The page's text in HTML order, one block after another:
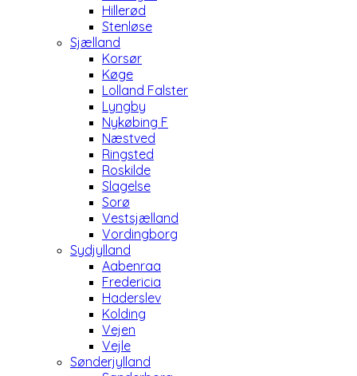
Hillerød
Stenløse
Sjælland
Korsør
Køge
Lolland Falster
Lyngby
Nykøbing F
Næstved
Ringsted
Roskilde
Slagelse
Sorø
Vestsjælland
Vordingborg
Sydjylland
Aabenraa
Fredericia
Haderslev
Kolding
Vejen
Vejle
Sønderjylland